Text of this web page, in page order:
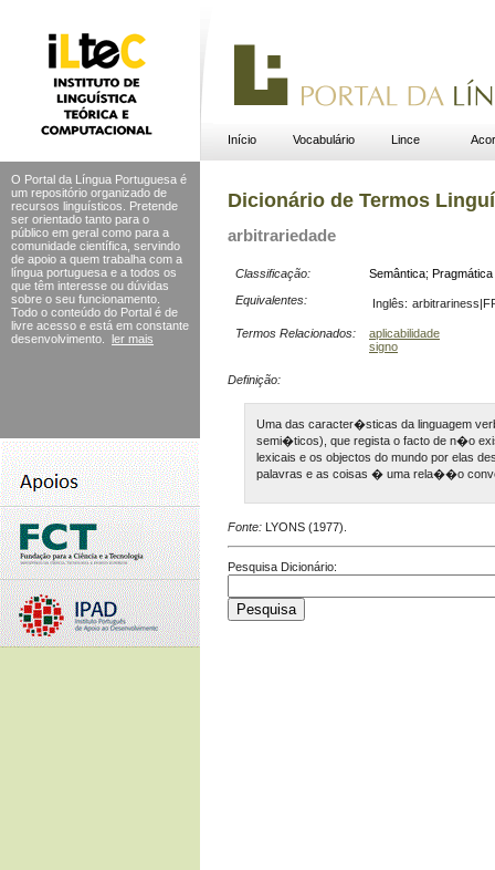
Início Vocabulário Lince
O Portal da Língua Portuguesa é
um repositório organizado de
recursos linguísticos. Pretende
ser orientado tanto para o
público em geral como para a
comunidade científica, servindo
de apoio a quem trabalha com a
língua portuguesa e a todos os
que têm interesse ou dúvidas
sobre o seu funcionamento.
Todo o conteúdo do Portal é de
livre acesso e está em constante
desenvolvimento.
ler mais
Dicionário de Termos
arbitrariedade
Classificação: Semântica; Pragmática
Equivalentes:
Inglês:
Termos Relacionados:
aplicabilidade
signo
Definição:
Uma das caracter�sticas da linguagem
semi�ticos), que regista o facto de n�o
lexicais e os objectos do mundo por elas
palavras e as coisas � uma rela��o
Fonte: LYONS (1977).
Pesquisa Dicionário: